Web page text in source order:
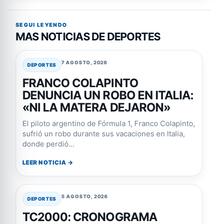
SEGUI LEYENDO
MAS NOTICIAS DE DEPORTES
DEPORTES 7 AGOSTO, 2026
FRANCO COLAPINTO
DENUNCIA UN ROBO EN ITALIA:
«NI LA MATERA DEJARON»
El piloto argentino de Fórmula 1, Franco Colapinto,
sufrió un robo durante sus vacaciones en Italia,
donde perdió...
LEER NOTICIA →
DEPORTES 5 AGOSTO, 2026
TC2000: CRONOGRAMA